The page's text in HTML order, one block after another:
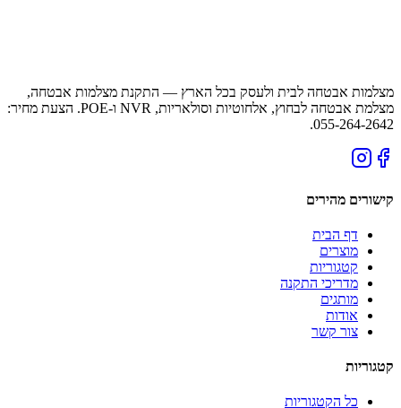
מצלמות אבטחה לבית ולעסק בכל הארץ — התקנת מצלמות אבטחה,
מצלמת אבטחה לבחוץ, אלחוטיות וסולאריות, NVR ו-POE. הצעת מחיר:
055-264-2642.
קישורים מהירים
דף הבית
מוצרים
קטגוריות
מדריכי התקנה
מותגים
אודות
צור קשר
קטגוריות
כל הקטגוריות